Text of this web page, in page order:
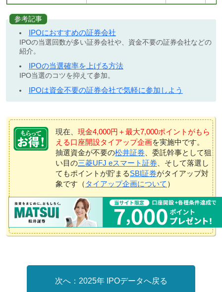
参考記事
IPOにおすすめの証券会社
IPOの当選回数が多い証券会社や、資金不要の証券会社などの
紹介。
IPOの当選確率を上げる方法
IPO当選のコツを抑えて参加。
IPOは資金不要の証券会社で気軽に参加しよう
現在、 現金4,000円＋最大7,000ポイントがもら
える口座開設タイアップ企画を実施中です。
抽選資金が不要の松井証券 、委託幹事として狙
い目の三菱UFJ eスマート証券 、そして落選し
てもポイントが貯まるSBI証券がタイアップ対
象です（ タイアップ企画について ）
2025年 IPOデータへ戻る